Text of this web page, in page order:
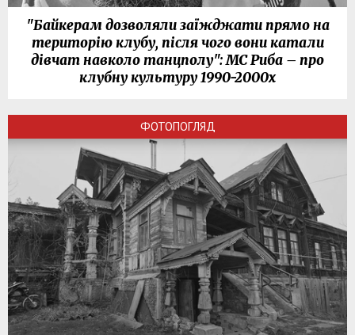
"Байкерам дозволяли заїжджати прямо на
територію клубу, після чого вони катали
дівчат навколо танцполу": МС Риба – про
клубну культуру 1990-2000х
ФОТОПОГЛЯД